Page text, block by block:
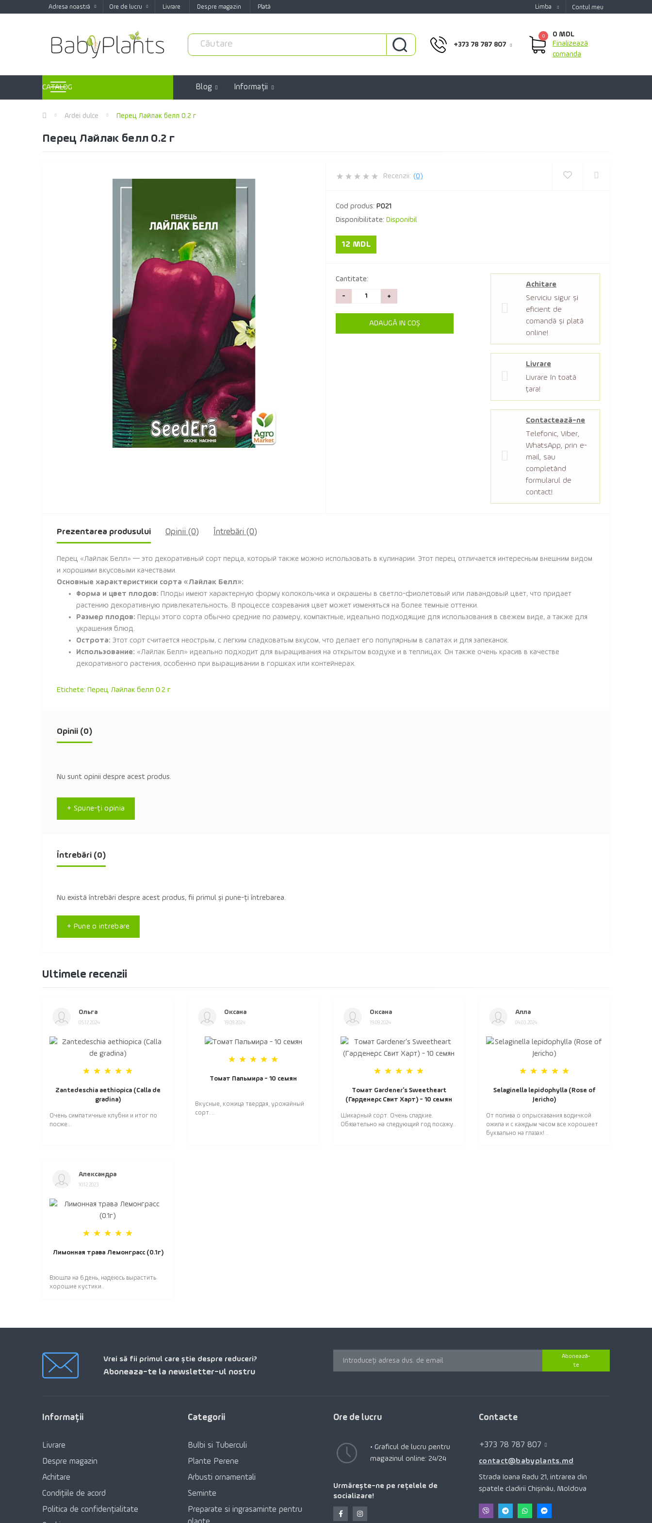
Adresa noastră Ore de lucru Livrare Despre magazin Plată Limba Contul meu
+373 78 787 807
0
0 MDL
Finalizează
comanda
CATALOG Blog Informaţii
Ardei dulce Перец Лайлак белл 0.2 г
Перец Лайлак белл 0.2 г
Recenzii: (0)
Cod produs: P021
Disponibilitate: Disponibil
12 MDL
Cantitate:
- +
ADAUGĂ IN COŞ
Achitare
Serviciu sigur şi
eficient de
comandă şi plată
online!
Livrare
Livrare în toată
țara!
Contactează-ne
Telefonic, Viber,
WhatsApp, prin e-
mail, sau
completând
formularul de
contact!
Prezentarea produsului Opinii (0) Întrebări (0)
Перец «Лайлак Белл» — это декоративный сорт перца, который также можно использовать в кулинарии. Этот перец отличается интересным внешним видом
и хорошими вкусовыми качествами.
Основные характеристики сорта «Лайлак Белл»:
Форма и цвет плодов: Плоды имеют характерную форму колокольчика и окрашены в светло-фиолетовый или лавандовый цвет, что придает
растению декоративную привлекательность. В процессе созревания цвет может изменяться на более темные оттенки.
Размер плодов: Перцы этого сорта обычно средние по размеру, компактные, идеально подходящие для использования в свежем виде, а также для
украшения блюд.
Острота: Этот сорт считается неострым, с легким сладковатым вкусом, что делает его популярным в салатах и для запеканок.
Использование: «Лайлак Белл» идеально подходит для выращивания на открытом воздухе и в теплицах. Он также очень красив в качестве
декоративного растения, особенно при выращивании в горшках или контейнерах.
Etichete: Перец Лайлак белл 0.2 г
Opinii (0)
Nu sunt opinii despre acest produs.
+ Spune-ţi opinia
Întrebări (0)
Nu există întrebări despre acest produs, fii primul și pune-ți întrebarea.
+ Pune o intrebare
Ultimele recenzii
Ольга
05.12.2024
Zantedeschia aethiopica (Calla de
gradina)
Очень симпатичные клубни и итог по
посже...
Оксана
19.09.2024
Томат Пальмира - 10 семян
Вкусные, кожица твердая, урожайный
сорт. ..
Оксана
19.09.2024
Томат Gardener's Sweetheart
(Гарденерс Свит Харт) - 10 семян
Шикарный сорт. Очень сладкие.
Обязательно на следующий год посажу..
Алла
04.03.2024
Selaginella lepidophylla (Rose of
Jericho)
От полива о опрыскавания водичкой
ожила и с каждым часом все хорошеет
буквально на глазах! ..
Александра
10.12.2023
Лимонная трава Лемонграсс (0.1г)
Взошла на 6 день, надеюсь вырастить
хорошие кустики..
Vrei să fii primul care știe despre reduceri?
Aboneaza-te la newsletter-ul nostru
Abonează-
te
Informaţii
Livrare
Despre magazin
Achitare
Condițiile de acord
Politica de confidențialitate
Categorii
Bulbi si Tuberculi
Plante Perene
Arbusti ornamentali
Seminte
Preparate si ingrasaminte pentru
Ore de lucru
• Graficul de lucru pentru
magazinul online: 24/24
Urmărește-ne pe rețelele de
socializare!
Contacte
+373 78 787 807
contact@babyplants.md
Strada Ioana Radu 21, intrarea din
spatele cladirii Chișinău, Moldova